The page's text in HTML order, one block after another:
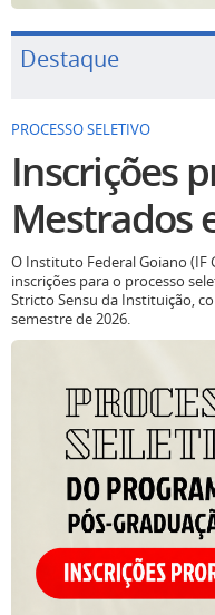
Destaque
PROCESSO SELETIVO
Inscrições
Mestrados
O Instituto Federal Goiano (IF
inscrições para o processo
Stricto Sensu da Instituição,
semestre de 2026.